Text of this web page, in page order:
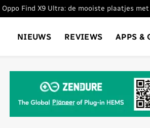
NIEUWS REVIEWS APPS &